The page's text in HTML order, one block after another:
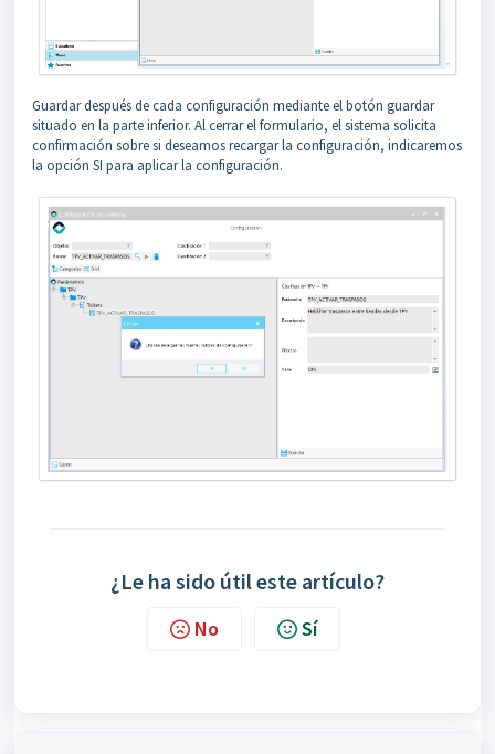
Guardar después de cada configuración mediante el botón guardar
situado en la parte inferior. Al cerrar el formulario, el sistema solicita
confirmación sobre si deseamos recargar la configuración, indicaremos
la opción SI para aplicar la configuración.
¿Le ha sido útil este artículo?
No Sí